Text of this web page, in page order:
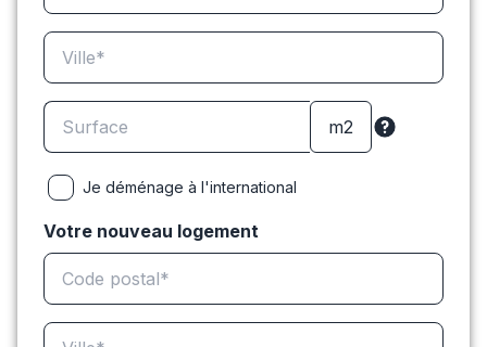
Je déménage à l'international
Votre nouveau logement